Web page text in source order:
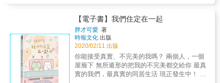
羅先生的創作很大一部分是受到文字刺激衍伸
瞬間反射出一些很形象的畫面。人家說「靠臉
吃飯」，該怎麼吃呢？不開心的時候常常被說
要「看開一點」，啊是要看奪開？而媒體常說
的「走在時代尖端」，又該怎麼樣走起來呢？
ROUND 8 #日常兩三事 你也覺得年終獎金和俄
羅斯娃娃一樣充滿驚喜嗎？搭個捷運，中正紀
念堂站和國父紀念館站，你也傻傻分不清楚了
都聽到了，他說耳朵好癢，不是，書裡就看得
理與趣味兼具的活用「六何法」的大人系故事
書。 &bull; 臺灣圖文界的新創代表作之一，發
展潛力無窮。 &bull; 誠意十足的全彩精製版，
充分表現角色的萌能量。
不過，請放心，正因為這是他們在出版界的初
登場，他們不但很注重品管也很有追求喔，一
開始就選擇俗稱「六何法」的5W1H題材，在
WHO、WHAT、WHEN、WHERE、WHY、
HOW六種情境裡，傾情演出一生一次主演機會
（&hellip;&hellip;）中，一齣齣平凡的日常，試
問效（笑）果如何？貓曰：「不可說，不可
說。」 & 這也不可說，那也不可說，究竟什麼
【電子書】我們住定在一起
胖才可愛 著
時報文化 出版
2020/02/11 出版
你能接受真實、不完美的我嗎？ 兩個人，一個
屋簷下 無所遁形的把我的不完美都交給你 最真
實的我們，最真實的同居生活 現正發生中！ ❤